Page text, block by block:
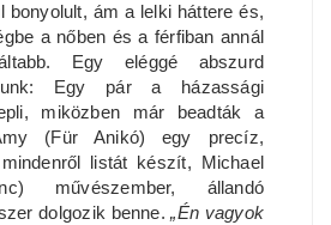
bonyolult, ám a lelki háttere és,
a nőben és a férfiban annál
Egy eléggé abszurd
Egy pár a házassági
miközben már beadták a
(Für Anikó) egy precíz,
listát készít, Michael
művészember, állandó
dolgozik benne.„Én vagyok